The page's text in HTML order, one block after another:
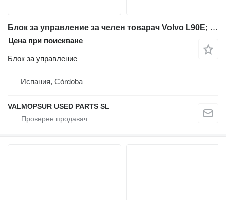
Блок за управление за челен товарач Volvo L90E; L70E; L60E; A25D; A30D; L150E; L220E; L180E; L150E; L120E; L110E; L180E; T450D; A25E; A30E; A35E; A35EFS; A40E; A40EFS; A35D; A40D;
Цена при поискване
Блок за управление
Испания, Córdoba
VALMOPSUR USED PARTS SL